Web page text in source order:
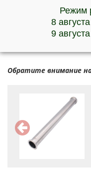
***Наличие товара и
менеджеров по телефону
Обратите внимание
Режим
8
9